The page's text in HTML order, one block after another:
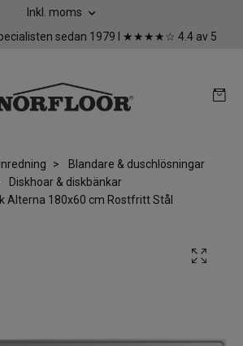
Inkl. moms
sedan 1979 I ★★★★☆ 4.4 av 5
Blandare & duschlösningar
Diskhoar & diskbänkar
Alterna 180x60 cm Rostfritt Stål